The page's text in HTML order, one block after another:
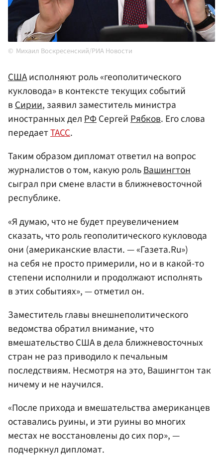
Михаил Воскресенский/РИА Новости
СШАисполняют роль «геополитического
кукловода» в контексте текущих событий
вСирии, заявил заместитель министра
иностранных делРФСергейРябков. Его слова
передаетТАСС.
Таким образом дипломат ответил на вопрос
журналистов о том, какую рольВашингтон
сыграл при смене власти в ближневосточной
республике.
«Я думаю, что не будет преувеличением
сказать, что роль геополитического кукловода
они (американские власти. — «Газета.Ru»)
на себя не просто примерили, но и в какой-то
степени исполнили и продолжают исполнять
в этих событиях», — отметил он.
Заместитель главы внешнеполитического
ведомства обратил внимание, что
вмешательство США в дела ближневосточных
стран не раз приводило к печальным
последствиям. Несмотря на это, Вашингтон так
ничему и не научился.
«После прихода и вмешательства американцев
оставались руины, и эти руины во многих
местах не восстановлены до сих пор», —
подчеркнул дипломат.